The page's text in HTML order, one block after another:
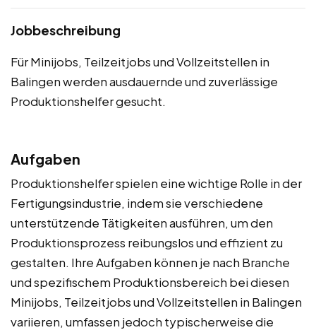
Jobbeschreibung
Für Minijobs, Teilzeitjobs und Vollzeitstellen in
Balingen werden ausdauernde und zuverlässige
Produktionshelfer gesucht.
Aufgaben
Produktionshelfer spielen eine wichtige Rolle in der
Fertigungsindustrie, indem sie verschiedene
unterstützende Tätigkeiten ausführen, um den
Produktionsprozess reibungslos und effizient zu
gestalten. Ihre Aufgaben können je nach Branche
und spezifischem Produktionsbereich bei diesen
Minijobs, Teilzeitjobs und Vollzeitstellen in Balingen
variieren, umfassen jedoch typischerweise die